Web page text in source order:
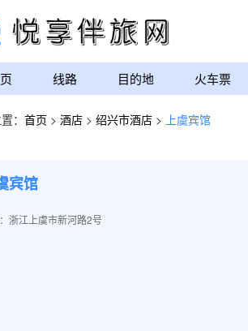
线路 目的地 火车票
： 首页 > 酒店 > 绍兴市酒店 > 上虞宾馆
宾馆
浙江上虞市新河路2号